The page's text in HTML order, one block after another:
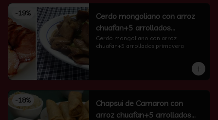
-19%
Cerdo mongoliano con arroz
chuafan+5 arrollados
primavera
Cerdo mongoliano con arroz
chuafan+5 arrollados primavera
-18%
Chapsui de Camaron con
arroz chuafan+5 arrollados